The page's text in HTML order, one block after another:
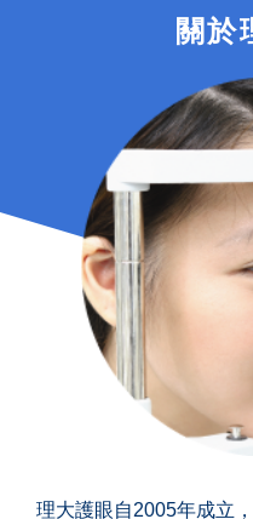
關於
理大護眼自2005年成立